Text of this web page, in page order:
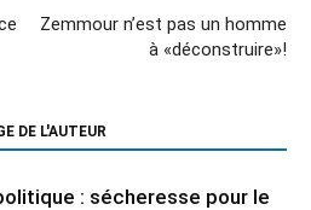
Zemmour n’est pas un homme
à «déconstruire»!
DE L'AUTEUR
: sécheresse pour le